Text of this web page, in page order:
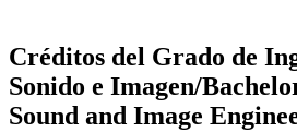
Créditos del Grado de
Sonido e Imagen/
Sound and Image